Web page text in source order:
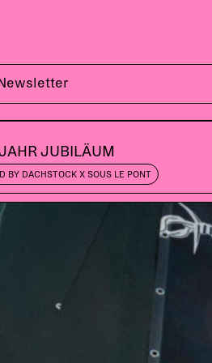
Newsletter
JUBILÄUM
BY DACHSTOCK X SOUS LE PONT